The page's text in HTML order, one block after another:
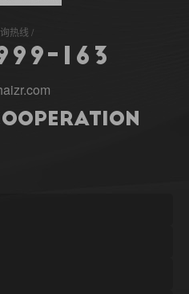
热线
9 9 - 6 3